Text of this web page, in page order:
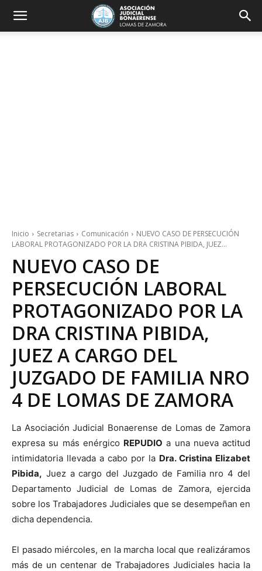
Inicio Secretarias Comunicación
NUEVO CASO DE PERSECUCIÓN
LABORAL PROTAGONIZADO POR LA DRA CRISTINA PIBIDA, JUEZ...
NUEVO CASO DE
PERSECUCIÓN LABORAL
PROTAGONIZADO POR LA
DRA CRISTINA PIBIDA,
JUEZ A CARGO DEL
JUZGADO DE FAMILIA NRO
4 DE LOMAS DE ZAMORA
La Asociación Judicial Bonaerense de Lomas de Zamora
expresa su más enérgico REPUDIO a una nueva actitud
intimidatoria llevada a cabo por la Dra. Cristina Elizabet
Pibida, Juez a cargo del Juzgado de Familia nro 4 del
Departamento Judicial de Lomas de Zamora, ejercida
sobre los Trabajadores Judiciales que se desempeñan en
dicha dependencia.
El pasado miércoles, en la marcha local que realizáramos
más de un centenar de Trabajadores Judiciales hacia la